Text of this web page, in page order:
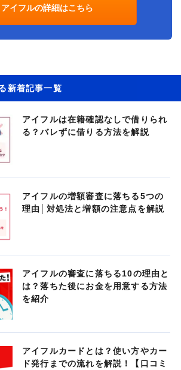
アイフルの詳細はこちら
新着記事一覧
アイフルは在籍確認なしで借りられ
る？バレずに借りる方法を解説
アイフルの増額審査に落ちる5つの
理由│対処法と増額の注意点を解説
アイフルの審査に落ちる10の理由と
は？落ちた後にお金を用意する方法
を紹介
アイフルカードとは？使い方やカー
ド発行までの流れを解説！【口コミ